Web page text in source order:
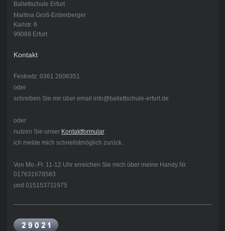
Ballettschule Erfurt
Martina Groß-Erdenberger
Karlstr. 6
99089 Erfurt
Kontakt
Festnetz: 0361 2606351
oder
schreiben Sie mir über email info@ballettschule-erfurt.de
oder
nutzen Sie unser Kontaktformular.
ich melde mich schnellstmöglich zurück.
Von Mo.-Fr. 11-12 Uhr erreichen Sie mich über meine Handy Nr.
017631678583
und 015153711975